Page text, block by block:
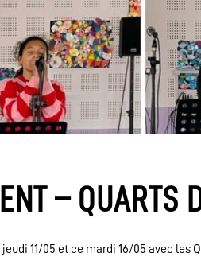
–
11/05 et ce mardi 16/05 avec les